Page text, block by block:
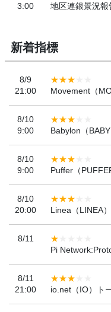
3:00
地区連銀景況報
新着指標
8/9
21:00
Movement（
8/10
9:00
Babylon（
8/10
9:00
Puffer（
8/10
20:00
Linea（LINEA
8/11
Pi
8/11
21:00
io.net（IO）ト